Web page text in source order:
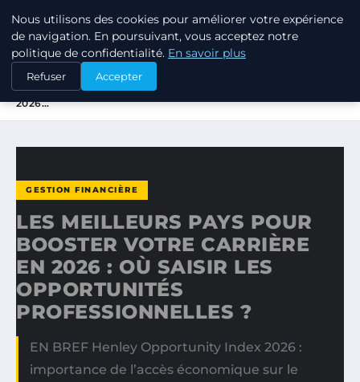
TUEZ-LES TOUS
ACCUEIL
GESTION FINANCIÈRE
LES MEILLEURS PAYS POUR BOOSTER VOTRE CARRIÈRE EN
2026…
GESTION FINANCIÈRE
LES MEILLEURS PAYS POUR
BOOSTER VOTRE CARRIÈRE
EN 2026 : OÙ SAISIR LES
OPPORTUNITÉS
PROFESSIONNELLES ?
EN BREF Henley Opportunity Index 2026 :
importance de l’accès économique sur le
Nous utilisons des cookies pour améliorer votre expérience
de navigation. En poursuivant, vous acceptez notre
politique de confidentialité. En savoir plus
Refuser Accepter